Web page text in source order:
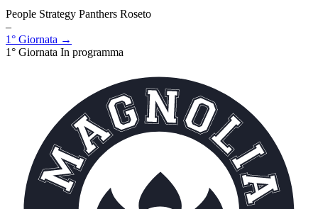
People Strategy Panthers Roseto
–
1° Giornata →
1° Giornata In programma